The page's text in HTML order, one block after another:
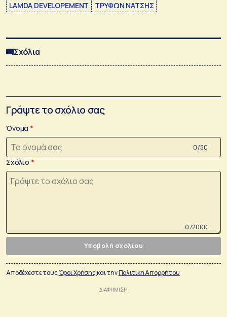
LAMDA DEVELOPEMENT ΤΡΥΦΩΝ ΝΑΤΣΗΣ
Σχόλια
Γράψτε το σχόλιο σας
Όνομα
0 /50
Σχόλιο
0 /2000
Υποβολή σχολίου
Αποδέχεστε τουςΌροι Χρήσηςκαι τηνΠολιτικη Απορρήτου